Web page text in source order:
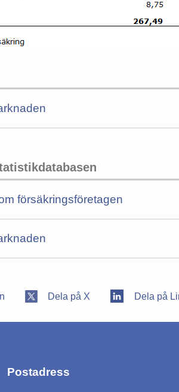
försäkringsföretagen
Dela på X Dela på
Postadress